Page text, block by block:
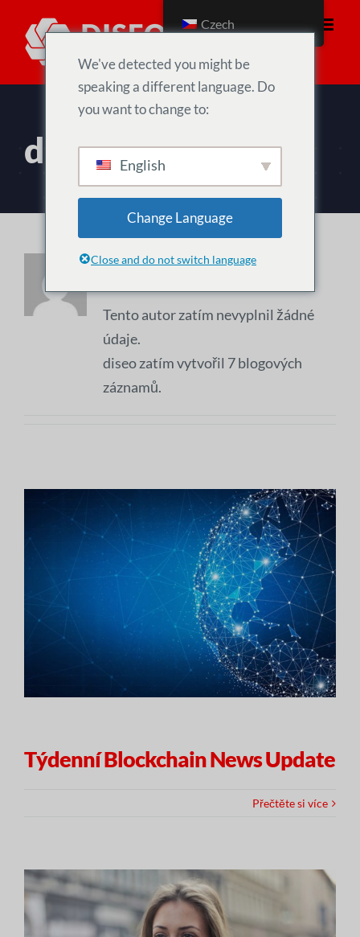
obsah
diseo
O společnostidiseo
Tento autor zatím nevyplnil žádné
údaje.
diseo zatím vytvořil 7 blogových
záznamů.
Týdenní Blockchain News Update
Přečtěte si více
Czech
We've detected you might be
speaking a different language. Do
you want to change to:
English
Change Language
Close and do not switch language